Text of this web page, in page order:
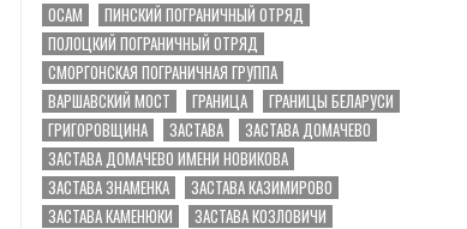
ОСАМ
ПИНСКИЙ ПОГРАНИЧНЫЙ ОТРЯД
ПОЛОЦКИЙ ПОГРАНИЧНЫЙ ОТРЯД
СМОРГОНСКАЯ ПОГРАНИЧНАЯ ГРУППА
ВАРШАВСКИЙ МОСТ
ГРАНИЦА
ГРАНИЦЫ БЕЛАРУСИ
ГРИГОРОВЩИНА
ЗАСТАВА
ЗАСТАВА ДОМАЧЕВО
ЗАСТАВА ДОМАЧЕВО ИМЕНИ НОВИКОВА
ЗАСТАВА ЗНАМЕНКА
ЗАСТАВА КАЗИМИРОВО
ЗАСТАВА КАМЕНЮКИ
ЗАСТАВА КОЗЛОВИЧИ